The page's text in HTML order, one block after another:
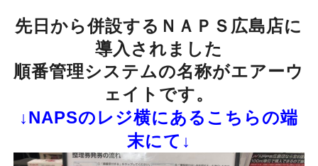
先日から併設するＮＡＰＳ広島店に
導入されました
順番管理システムの名称がエアーウ
ェイトです。
↓NAPSのレジ横にあるこちらの端
末にて↓